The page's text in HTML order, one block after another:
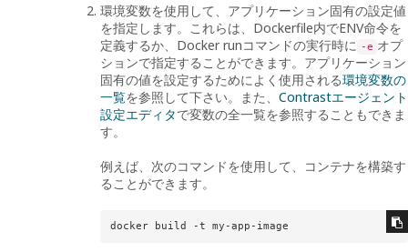
環境変数を使用して、アプリケーション固有の設定値
を指定します。これらは、Dockerfile内でENV命令を
定義するか、Docker runコマンドの実行時に
-e オプ
ションで指定することができます。アプリケーション
固有の値を設定するためによく使用される環境変数の
一覧を参照して下さい。また、 Contrastエージェント
設定エディタで変数の全一覧を参照することもできま
す。
例えば、次のコマンドを使用して、コンテナを構築す
ることができます。
docker build -t my-app-image